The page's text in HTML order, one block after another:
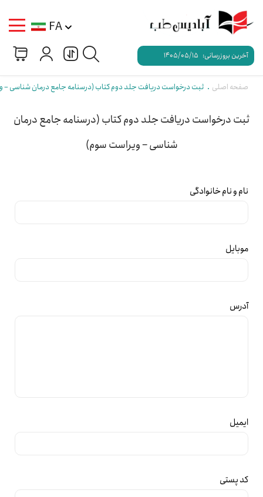
آخرین بروزرسانی: 1405/05/15
FA
صفحه اصلی ثبت درخواست دریافت جلد دوم کتاب (درسنامه جامع درمان شناسی –
ثبت درخواست دریافت جلد دوم کتاب (درسنامه جامع درمان
شناسی – ویراست سوم)
نام و نام خانوادگی
موبایل
آدرس
ایمیل
کد پستی